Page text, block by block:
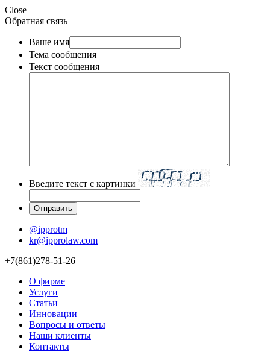
Close
Обратная связь
Ваше имя
Тема сообщения
Текст сообщения
Введите текст с картинки
@ipprotm
kr@ipprolaw.com
+7(861)278-51-26
О фирме
Услуги
Статьи
Инновации
Вопросы и ответы
Наши клиенты
Контакты